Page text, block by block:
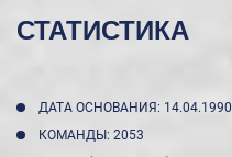
СТАТИСТИКА
ДАТА ОСНОВАНИЯ: 14.04.1990
КОМАНДЫ: 2053